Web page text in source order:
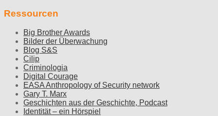
Ressourcen
Big Brother Awards
Bilder der Überwachung
Blog S&S
Cilip
Criminologia
Digital Courage
EASA Anthropology of Security network
Gary T. Marx
Geschichten aus der Geschichte, Podcast
Identität – ein Hörspiel